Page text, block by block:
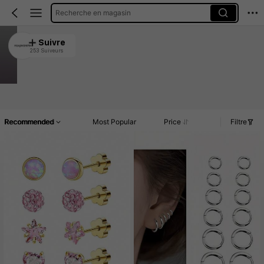
Recherche en magasin
HUAJINSHIPIN
4.77
Suivre
253 Suiveurs
Recommended Most Popular Price Filtre